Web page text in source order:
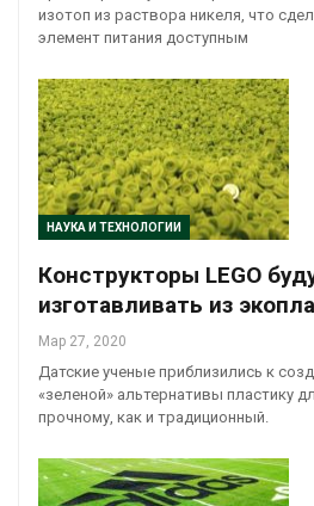
изотоп из раствора никеля, что
элемент питания доступным
НАУКА И ТЕХНОЛОГИИ
Конструкторы LEGO
изготавливать из
Мар 27, 2020
Датские ученые приблизились к
«зеленой» альтернативы пластику
прочному, как и традиционный.